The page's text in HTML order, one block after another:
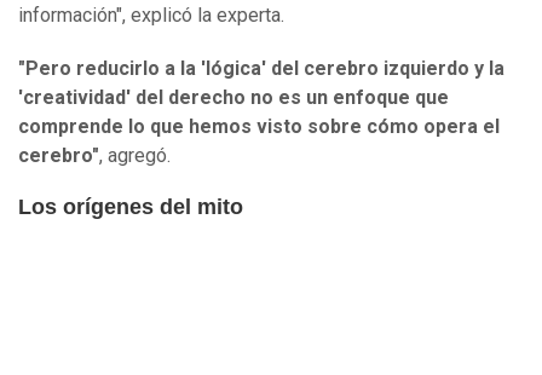
información", explicó la experta.
"Pero reducirlo a la 'lógica' del cerebro izquierdo y la
'creatividad' del derecho no es un enfoque que
comprende lo que hemos visto sobre cómo opera el
cerebro", agregó.
Los orígenes del mito